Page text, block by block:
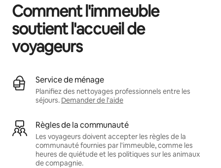
Comment l'immeuble
soutient l'accueil de
voyageurs
Service de ménage
Planifiez des nettoyages professionnels entre les
séjours. Demander de l'aide
Règles de la communauté
Les voyageurs doivent accepter les règles de la
communauté fournies par l'immeuble, comme les
heures de quiétude et les politiques sur les animaux
de compagnie.